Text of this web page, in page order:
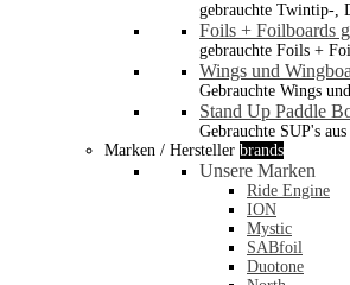
gebrauchte Twintip-,
Foils + Foilboards
gebrauchte Foils +
Wings und
Gebrauchte Wings
Stand Up Paddle
Gebrauchte SUP's
Marken / Hersteller brands
Unsere Marken
Ride Engine
ION
Mystic
SABfoil
Duotone